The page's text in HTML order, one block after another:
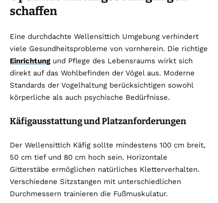
schaffen
Eine durchdachte Wellensittich Umgebung verhindert
viele Gesundheitsprobleme von vornherein. Die richtige
Einrichtungund Pflege des Lebensraums wirkt sich
direkt auf das Wohlbefinden der Vögel aus. Moderne
Standards der Vogelhaltung berücksichtigen sowohl
körperliche als auch psychische Bedürfnisse.
Käfigausstattung und Platzanforderungen
Der Wellensittich Käfig sollte mindestens 100 cm breit,
50 cm tief und 80 cm hoch sein. Horizontale
Gitterstäbe ermöglichen natürliches Kletterverhalten.
Verschiedene Sitzstangen mit unterschiedlichen
Durchmessern trainieren die Fußmuskulatur.